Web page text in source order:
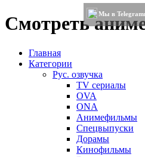
Смотреть Мы в
Главная
Категории
Рус. озвучка
TV сериалы
OVA
ONA
Анимефильмы
Спецвыпуски
Дорамы
Кинофильмы